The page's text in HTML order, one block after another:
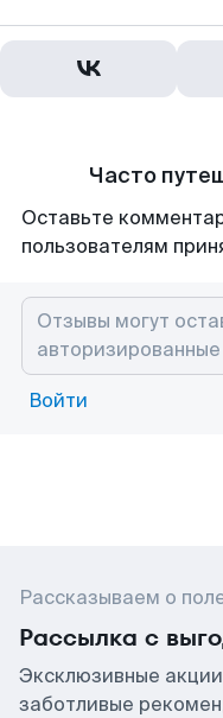
Часто
Оставьте
пользователям
Войти
Рассказываем о
Рассылка с
Эксклюзивные
заботливые